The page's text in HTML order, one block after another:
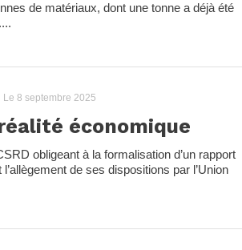
de matériaux, dont une tonne a déjà été
Le 8 septembre 2025
économique
obligeant à la formalisation d’un rapport
de ses dispositions par l’Union